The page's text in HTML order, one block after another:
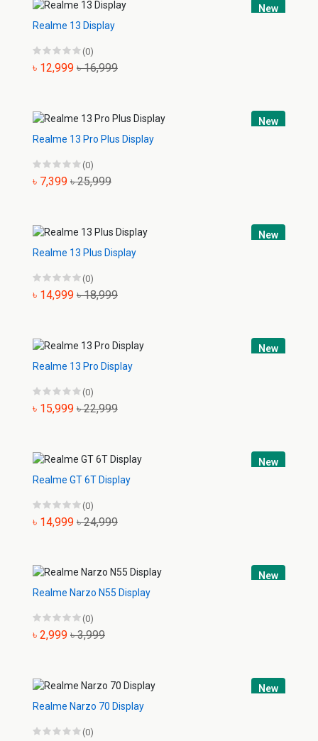
New
Realme 13 Display
(0)
৳ 12,999 ৳ 16,999
New
Realme 13 Pro Plus Display
(0)
৳ 7,399 ৳ 25,999
New
Realme 13 Plus Display
(0)
৳ 14,999 ৳ 18,999
New
Realme 13 Pro Display
(0)
৳ 15,999 ৳ 22,999
New
Realme GT 6T Display
(0)
৳ 14,999 ৳ 24,999
New
Realme Narzo N55 Display
(0)
৳ 2,999 ৳ 3,999
New
Realme Narzo 70 Display
(0)